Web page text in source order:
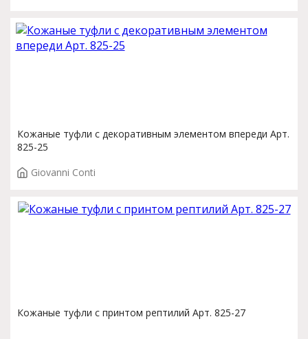
Кожаные туфли с декоративным элементом впереди Арт.
825-25
Giovanni Conti
Кожаные туфли с принтом рептилий Арт. 825-27